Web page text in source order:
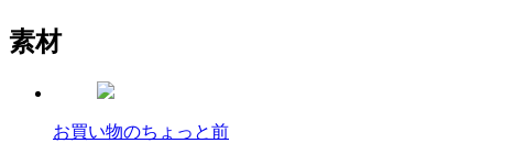
素材
お買い物のちょっと前